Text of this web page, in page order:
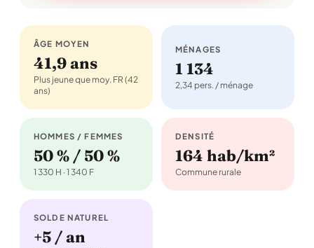
ÂGE MOYEN
41,9 ans
Plus jeune que moy. FR (42
ans)
MÉNAGES
1 134
2,34 pers. / ménage
HOMMES / FEMMES
50 % / 50 %
1 330 H · 1 340 F
DENSITÉ
164 hab/km²
Commune rurale
SOLDE NATUREL
+5 / an